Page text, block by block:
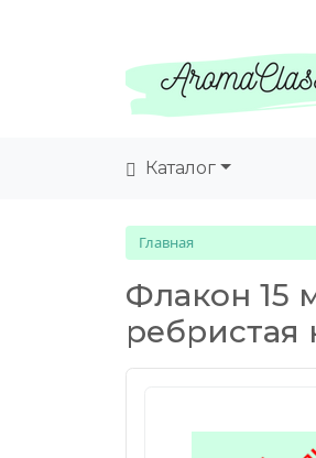
Каталог
Главная
Флакон 15